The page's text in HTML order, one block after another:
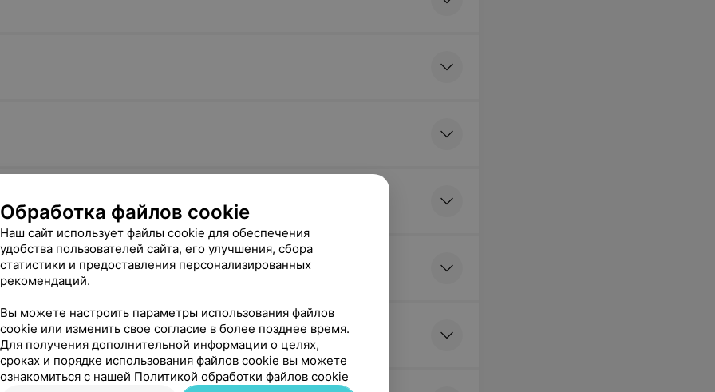
тела
Обработка файлов cookie
Наш сайт использует файлы cookie для обеспечения
удобства пользователей сайта, его улучшения, сбора
статистики и предоставления персонализированных
рекомендаций.
Вы можете настроить параметры использования файлов
cookie или изменить свое согласие в более позднее время.
Для получения дополнительной информации о целях,
сроках и порядке использования файлов cookie вы можете
ознакомиться с нашей Политикой обработки файлов cookie